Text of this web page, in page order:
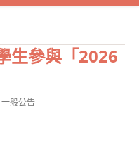
生參與「2026
一般公告